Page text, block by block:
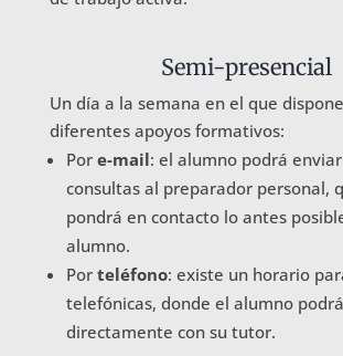
Semi-presencial
Un día a la semana en el que
diferentes apoyos formativos:
Por e-mail: el alumno podrá
consultas al preparador personal,
pondrá en contacto lo antes
alumno.
Por teléfono: existe un horario
telefónicas, donde el alumno
directamente con su tutor.